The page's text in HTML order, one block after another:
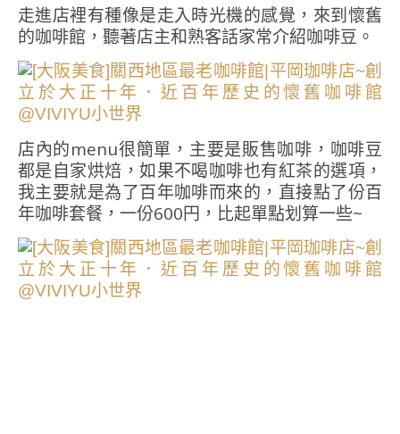
走進店裡有種像是走入時光機的感覺，來到懷舊
的咖啡館，聽著店主和熟客話家常介紹咖啡豆。
店內的menu很簡單，主要是販售咖啡，咖啡豆
都是自家烘焙，如果不喝咖啡也有紅茶的選項，
我主要就是為了百年咖啡而來的，直接點了份百
年咖啡套餐，一份600円，比起單點划算一些~